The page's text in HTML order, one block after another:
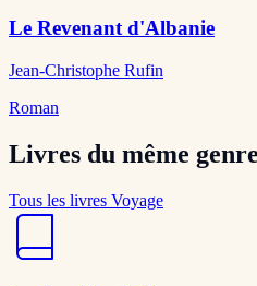
Le Revenant d'Albanie
Jean-Christophe Rufin
Roman
Livres du même genre
Tous les livres Voyage